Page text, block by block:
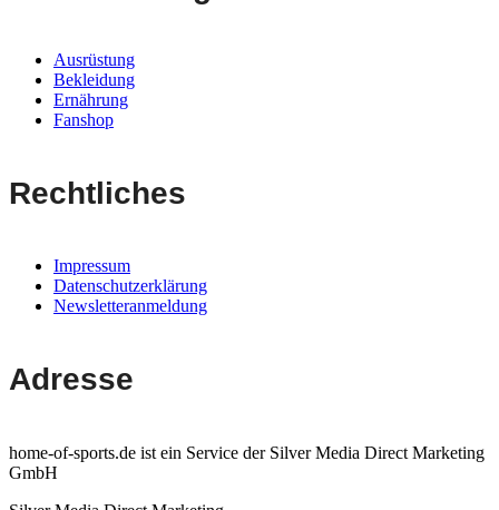
Ausrüstung
Bekleidung
Ernährung
Fanshop
Rechtliches
Impressum
Datenschutzerklärung
Newsletteranmeldung
Adresse
home-of-sports.de ist ein Service der Silver Media Direct Marketing
GmbH